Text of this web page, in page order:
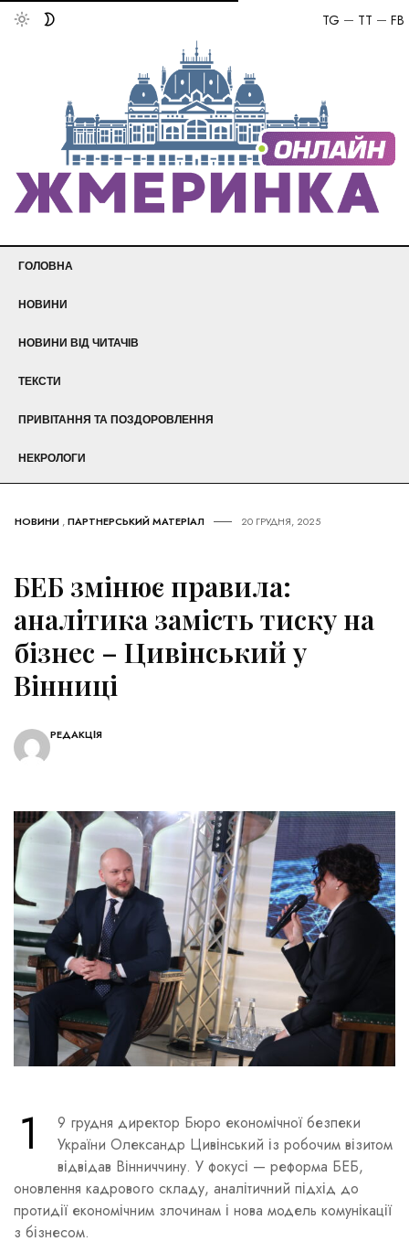
FB
TT
TG
ГОЛОВНА
НОВИНИ
НОВИНИ ВІД ЧИТАЧІВ
ТЕКСТИ
ПРИВІТАННЯ ТА ПОЗДОРОВЛЕННЯ
НЕКРОЛОГИ
НОВИНИ ,ПАРТНЕРСЬКИЙ МАТЕРІАЛ 20 ГРУДНЯ, 2025
БЕБ змінює правила:
аналітика замість тиску на
бізнес – Цивінський у
Вінниці
РЕДАКЦІЯ
1
9 грудня директор Бюро економічної безпеки
України Олександр Цивінський із робочим візитом
відвідав Вінниччину. У фокусі — реформа БЕБ,
оновлення кадрового складу, аналітичний підхід до
протидії економічним злочинам і нова модель комунікації
з бізнесом.